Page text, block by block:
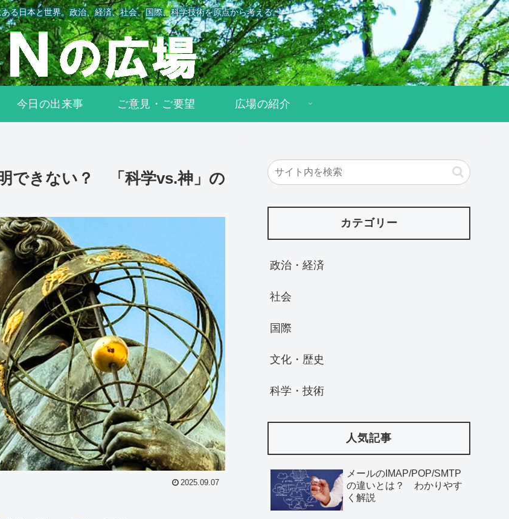
る日本と世界。政治、経済、社会、国際、科学技術を原点から考える。
今日の出来事 ご意見・ご要望 広場の紹介
できない？ 「科学vs.神」の
2025.09.07
カテゴリー
政治・経済
社会
国際
文化・歴史
科学・技術
人気記事
メールのIMAP/POP/SMTP
の違いとは？ わかりやす
く解説